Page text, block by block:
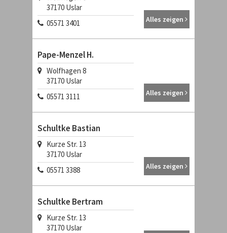
37170 Uslar
05571 3401
Alles zeigen
Pape-Menzel H.
Wolfhagen 8
37170 Uslar
05571 3111
Alles zeigen
Schultke Bastian
Kurze Str. 13
37170 Uslar
05571 3388
Alles zeigen
Schultke Bertram
Kurze Str. 13
37170 Uslar